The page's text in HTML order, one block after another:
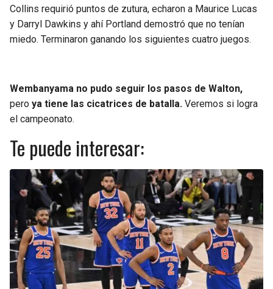
Collins requirió puntos de zutura, echaron a Maurice Lucas
y Darryl Dawkins y ahí Portland demostró que no tenían
miedo. Terminaron ganando los siguientes cuatro juegos.
Wembanyama no pudo seguir los pasos de Walton,
pero ya tiene las cicatrices de batalla. Veremos si logra
el campeonato.
Te puede interesar: